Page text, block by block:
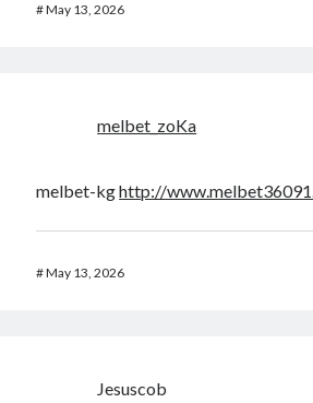
#May 13, 2026
melbet_zoKa
melbet-kghttp://
#May 13, 2026
Jesuscob